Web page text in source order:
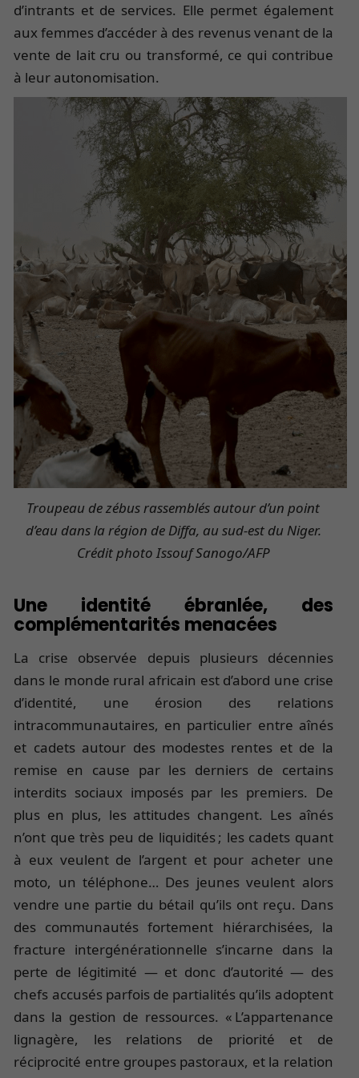
d’intrants et de services. Elle permet également
aux femmes d’accéder à des revenus venant de la
vente de lait cru ou transformé, ce qui contribue
à leur autonomisation.
Troupeau de zébus rassemblés autour d’un point
d’eau dans la région de Diffa, au sud-est du Niger.
Crédit photo Issouf Sanogo/AFP
Une identité ébranlée, des
complémentarités menacées
La crise observée depuis plusieurs décennies
dans le monde rural africain est d’abord une crise
d’identité, une érosion des relations
intracommunautaires, en particulier entre aînés
et cadets autour des modestes rentes et de la
remise en cause par les derniers de certains
interdits sociaux imposés par les premiers. De
plus en plus, les attitudes changent. Les aînés
n’ont que très peu de liquidités ; les cadets quant
à eux veulent de l’argent et pour acheter une
moto, un téléphone… Des jeunes veulent alors
vendre une partie du bétail qu’ils ont reçu. Dans
des communautés fortement hiérarchisées, la
fracture intergénérationnelle s’incarne dans la
perte de légitimité — et donc d’autorité — des
chefs accusés parfois de partialités qu’ils adoptent
dans la gestion de ressources. « L’appartenance
lignagère, les relations de priorité et de
réciprocité entre groupes pastoraux, et la relation